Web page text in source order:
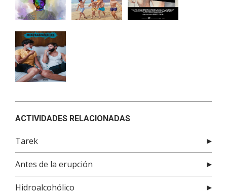
ACTIVIDADES RELACIONADAS
Tarek
Antes de la erupción
Hidroalcohólico